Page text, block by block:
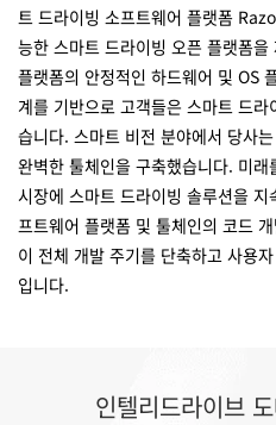
트 드라이빙 소프트웨어 플랫폼
능한 스마트 드라이빙 오픈 플랫폼
플랫폼의 안정적인 하드웨어 및 OS
계를 기반으로 고객들은 스마트 드
습니다. 스마트 비전 분야에서 당사
완벽한 툴체인을 구축했습니다. 미
시장에 스마트 드라이빙 솔루션을
프트웨어 플랫폼 및 툴체인의 코드
이 전체 개발 주기를 단축하고 사용
입니다.
인텔리드라이브